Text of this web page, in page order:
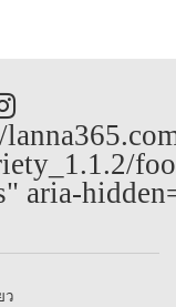
aria-
ว